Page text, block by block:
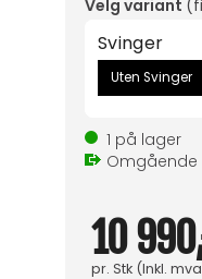
Velg variant
Svinger
Uten Svinger
1 på lager
Omgående
10
pr. Stk(Inkl.